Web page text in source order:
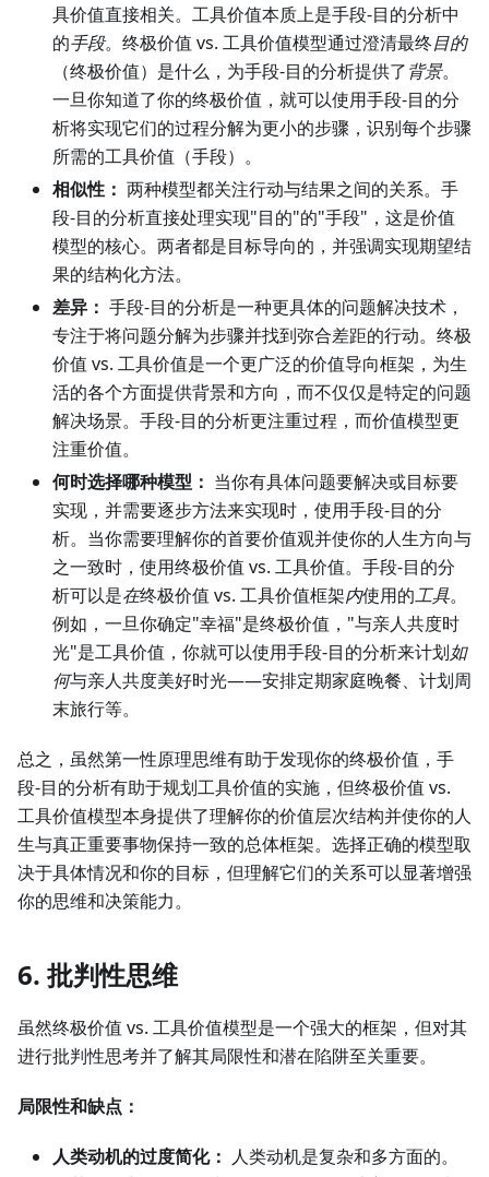
具价值直接相关。工具价值本质上是手段-目的分析中
的手段。终极价值 vs. 工具价值模型通过澄清最终目的
（终极价值）是什么，为手段-目的分析提供了背景。
一旦你知道了你的终极价值，就可以使用手段-目的分
析将实现它们的过程分解为更小的步骤，识别每个步骤
所需的工具价值（手段）。
相似性： 两种模型都关注行动与结果之间的关系。手
段-目的分析直接处理实现"目的"的"手段"，这是价值
模型的核心。两者都是目标导向的，并强调实现期望结
果的结构化方法。
差异： 手段-目的分析是一种更具体的问题解决技术，
专注于将问题分解为步骤并找到弥合差距的行动。终极
价值 vs. 工具价值是一个更广泛的价值导向框架，为生
活的各个方面提供背景和方向，而不仅仅是特定的问题
解决场景。手段-目的分析更注重过程，而价值模型更
注重价值。
何时选择哪种模型： 当你有具体问题要解决或目标要
实现，并需要逐步方法来实现时，使用手段-目的分
析。当你需要理解你的首要价值观并使你的人生方向与
之一致时，使用终极价值 vs. 工具价值。手段-目的分
析可以是在终极价值 vs. 工具价值框架内使用的工具。
例如，一旦你确定"幸福"是终极价值，"与亲人共度时
光"是工具价值，你就可以使用手段-目的分析来计划如
何与亲人共度美好时光——安排定期家庭晚餐、计划周
末旅行等。
总之，虽然第一性原理思维有助于发现你的终极价值，手
段-目的分析有助于规划工具价值的实施，但终极价值 vs.
工具价值模型本身提供了理解你的价值层次结构并使你的人
生与真正重要事物保持一致的总体框架。选择正确的模型取
决于具体情况和你的目标，但理解它们的关系可以显著增强
你的思维和决策能力。
6. 批判性思维
虽然终极价值 vs. 工具价值模型是一个强大的框架，但对其
进行批判性思考并了解其局限性和潜在陷阱至关重要。
局限性和缺点：
人类动机的过度简化： 人类动机是复杂和多方面的。